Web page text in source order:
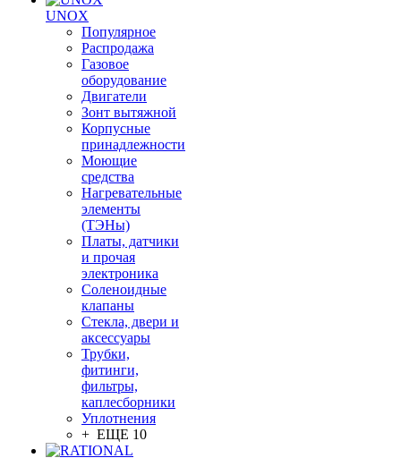
UNOX
Популярное
Распродажа
Газовое
оборудование
Двигатели
Зонт вытяжной
Корпусные
принадлежности
Моющие
средства
Нагревательные
элементы
(ТЭНы)
Платы, датчики
и прочая
электроника
Соленоидные
клапаны
Стекла, двери и
аксессуары
Трубки,
фитинги,
фильтры,
каплесборники
Уплотнения
+ ЕЩЕ 10